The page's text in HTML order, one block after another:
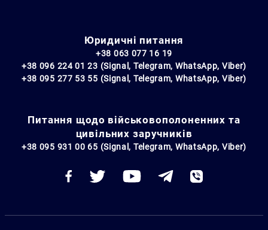
Юридичні питання
+38 063 077 16 19
+38 096 224 01 23 (Signal, Telegram, WhatsApp, Viber)
+38 095 277 53 55 (Signal, Telegram, WhatsApp, Viber)
Питання щодо військовополоненних та
цивільних заручників
+38 095 931 00 65 (Signal, Telegram, WhatsApp, Viber)